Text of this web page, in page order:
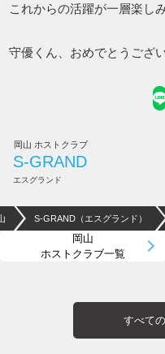
これからの活躍が一層楽し
守優くん、おめでとうござ
岡山 ホストクラブ
S-GRAND
エスグランド
S-GRAND（エスグランド）
岡山
ホストクラブ一覧
すべて